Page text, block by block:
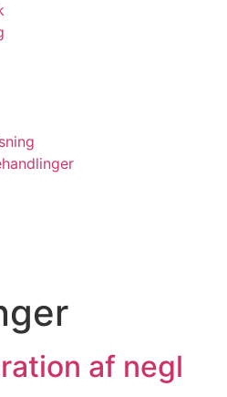
af negl